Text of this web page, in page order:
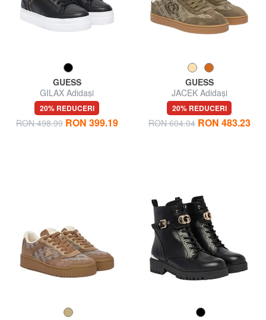
GUESS
GILAX Adidași
20% REDUCERI
RON 498.99 RON 399.19
GUESS
JACEK Adidași
20% REDUCERI
RON 604.04 RON 483.23